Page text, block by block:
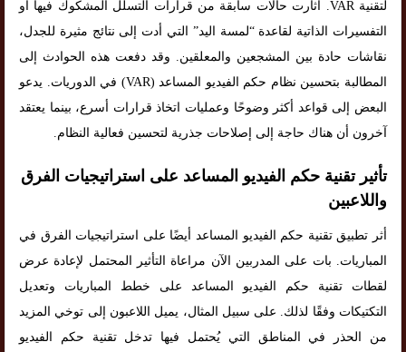
لتقنية VAR. أثارت حالات سابقة من قرارات التسلل المشكوك فيها أو
التفسيرات الذاتية لقاعدة “لمسة اليد” التي أدت إلى نتائج مثيرة للجدل،
نقاشات حادة بين المشجعين والمعلقين. وقد دفعت هذه الحوادث إلى
المطالبة بتحسين نظام حكم الفيديو المساعد (VAR) في الدوريات. يدعو
البعض إلى قواعد أكثر وضوحًا وعمليات اتخاذ قرارات أسرع، بينما يعتقد
آخرون أن هناك حاجة إلى إصلاحات جذرية لتحسين فعالية النظام.
تأثير تقنية حكم الفيديو المساعد على استراتيجيات الفرق
واللاعبين
أثر تطبيق تقنية حكم الفيديو المساعد أيضًا على استراتيجيات الفرق في
المباريات. بات على المدربين الآن مراعاة التأثير المحتمل لإعادة عرض
لقطات تقنية حكم الفيديو المساعد على خطط المباريات وتعديل
التكتيكات وفقًا لذلك. على سبيل المثال، يميل اللاعبون إلى توخي المزيد
من الحذر في المناطق التي يُحتمل فيها تدخل تقنية حكم الفيديو